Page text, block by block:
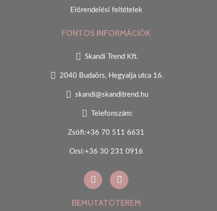
Előrendelési feltételek
FONTOS INFORMÁCIÓK
Skandi Trend Kft.
2040 Budaörs, Hegyalja utca 16.
skandi@skanditrend.hu
Telefonszám:
Zsófi:+36 70 511 6631
Orsi:+36 30 231 0916
BEMUTATÓTEREM